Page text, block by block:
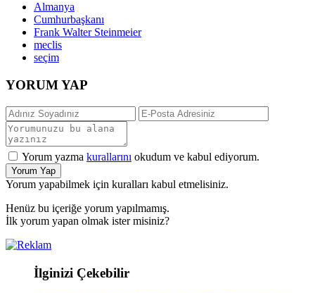
Almanya
Cumhurbaşkanı
Frank Walter Steinmeier
meclis
seçim
YORUM YAP
Yorum yazma kurallarını okudum ve kabul ediyorum.
Yorum Yap
Yorum yapabilmek için kuralları kabul etmelisiniz.
Henüz bu içeriğe yorum yapılmamış.
İlk yorum yapan olmak ister misiniz?
İlginizi Çekebilir